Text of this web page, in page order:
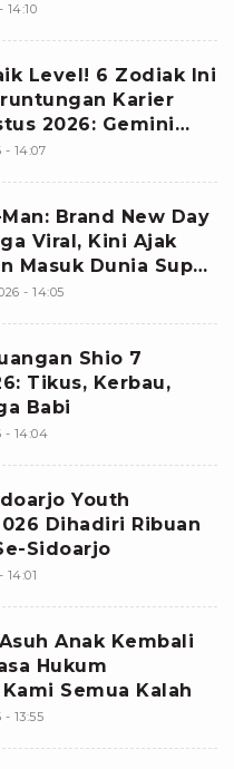
14:10
Level! 6 Zodiak Ini
Karier
2026: Gemini
Utama
- 14:07
Brand New Day
Viral, Kini Ajak
Masuk Dunia Super
- 14:05
Shio 7
Tikus, Kerbau,
Babi
- 14:04
Youth
Dihadiri Ribuan
Sidoarjo
14:01
Anak Kembali
Hukum
Semua Kalah
13:55